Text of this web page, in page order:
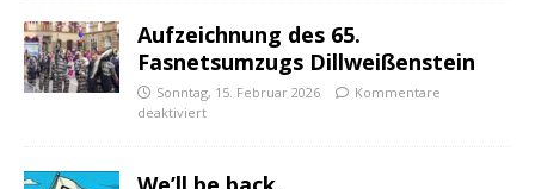
Aufzeichnung des 65.
Fasnetsumzugs Dillweißenstein
Sonntag, 15. Februar 2026
Kommentare
deaktiviert